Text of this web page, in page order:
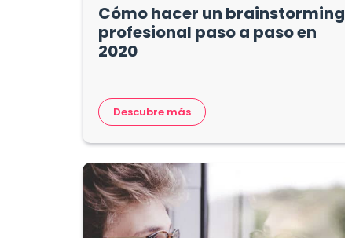
Cómo hacer un brainstorming
profesional paso a paso en
2020
Descubre más